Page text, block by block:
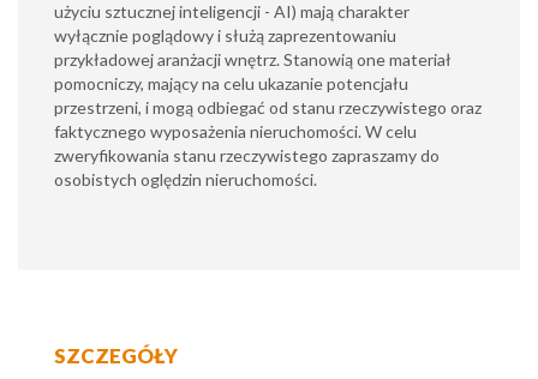
użyciu sztucznej inteligencji - AI) mają charakter
wyłącznie poglądowy i służą zaprezentowaniu
przykładowej aranżacji wnętrz. Stanowią one materiał
pomocniczy, mający na celu ukazanie potencjału
przestrzeni, i mogą odbiegać od stanu rzeczywistego oraz
faktycznego wyposażenia nieruchomości. W celu
zweryfikowania stanu rzeczywistego zapraszamy do
osobistych oględzin nieruchomości.
SZCZEGÓŁY